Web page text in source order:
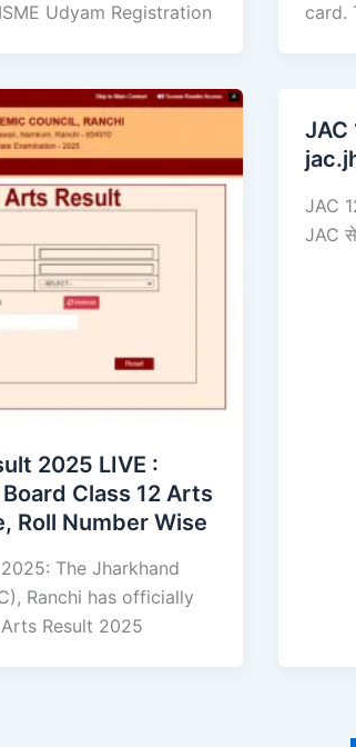
Udyam Registration
card.
2025 LIVE :
Class 12 Arts
Roll Number Wise
The Jharkhand
Ranchi has officially
Result 2025
JAC
JAC
JAC से